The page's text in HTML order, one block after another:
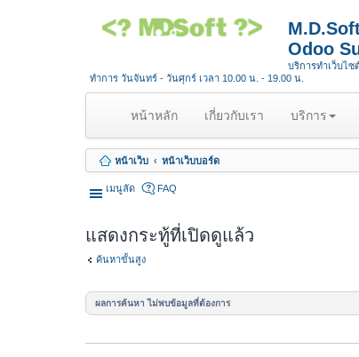
Odoo
บริการทำเว็บไซ
ทำการ วันจันทร์ - วันศุกร์ เวลา 10.00 น. - 19.00 น.
หน้าหลัก(
u
r
n
t
เกี่ยวกับเรา บริการ
หน้าเว็บ หน้าเว็บบอร์ด
เมนูลัด FAQ
แสดงกระทู้ที่เปิดดูแล้ว
ค้นหาขั้นสูง
ผลการค้นหา ไม่พบข้อมูลที่ต้องการ